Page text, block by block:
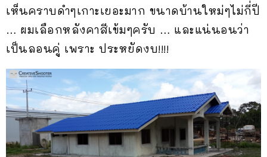
เห็นคราบดำๆเกาะเยอะมาก ขนาดบ้านใหม่ๆไม่กี่ปี
… ผมเลือกหลังคาสีเข้มๆครับ … และแน่นอนว่า
เป็นลอนคู่ เพราะ ประหยัดงบ!!!!